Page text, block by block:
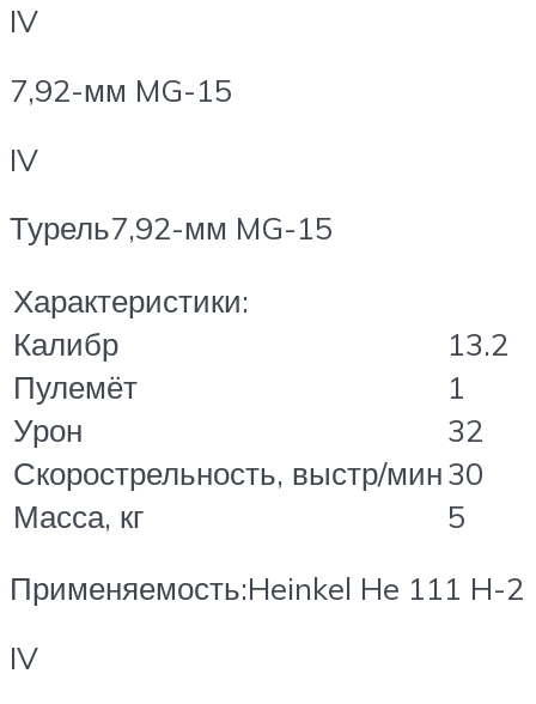
IV
7,92-мм MG-15
IV
Турель7,92-мм MG-15
Характеристики:
Калибр
13.2
Пулемёт
1
Урон
32
Скорострельность, выстр/мин30
Масса, кг
5
Применяемость:Heinkel He 111 H-2
IV